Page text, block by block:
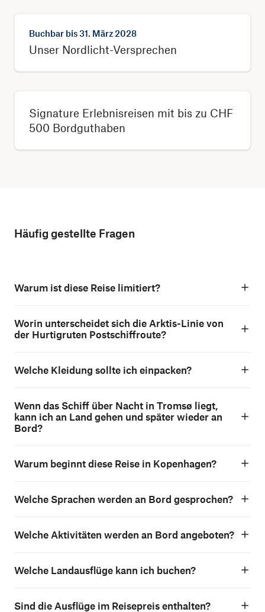
Buchbar bis31. März 2028
Unser Nordlicht-Versprechen
Signature Erlebnisreisen mit bis zu CHF
500 Bordguthaben
Häufig gestellte Fragen
Warum ist diese Reise limitiert?
Worin unterscheidet sich die Arktis-Linie von
der Hurtigruten Postschiffroute?
Welche Kleidung sollte ich einpacken?
Wenn das Schiff über Nacht in Tromsø liegt,
kann ich an Land gehen und später wieder an
Bord?
Warum beginnt diese Reise in Kopenhagen?
Welche Sprachen werden an Bord gesprochen?
Welche Aktivitäten werden an Bord angeboten?
Welche Landausflüge kann ich buchen?
Sind die Ausflüge im Reisepreis enthalten?